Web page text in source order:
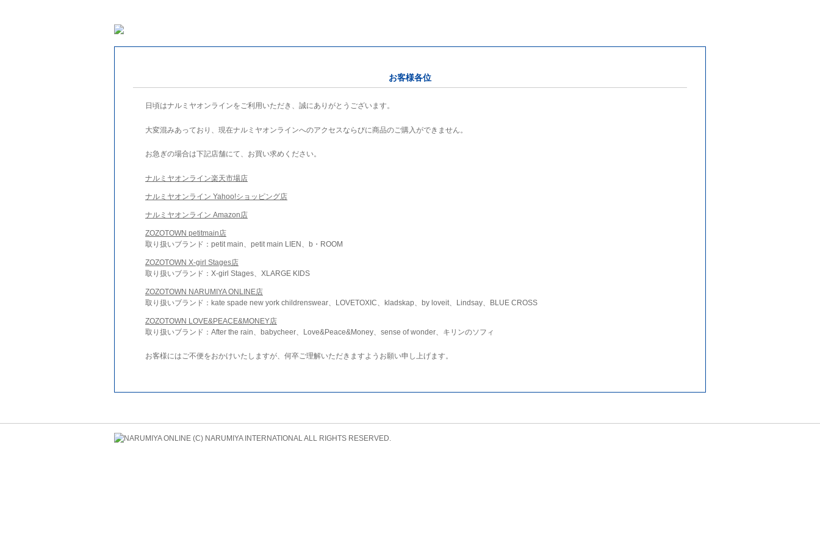
お客様各位
日頃はナルミヤオンラインをご利用いただき、誠にありがとうございます。
大変混みあっており、現在ナルミヤオンラインへのアクセスならびに商品のご購入ができません。
お急ぎの場合は下記店舗にて、お買い求めください。
ナルミヤオンライン楽天市場店
ナルミヤオンライン Yahoo!ショッピング店
ナルミヤオンライン Amazon店
ZOZOTOWN petitmain店
取り扱いブランド：petit main、petit main LIEN、b・ROOM
ZOZOTOWN X-girl Stages店
取り扱いブランド：X-girl Stages、XLARGE KIDS
ZOZOTOWN NARUMIYA ONLINE店
取り扱いブランド：kate spade new york childrenswear、LOVETOXIC、kladskap、by loveit、Lindsay、BLUE CROSS
ZOZOTOWN LOVE&PEACE&MONEY店
取り扱いブランド：After the rain、babycheer、Love&Peace&Money、sense of wonder、キリンのソフィ
お客様にはご不便をおかけいたしますが、何卒ご理解いただきますようお願い申し上げます。